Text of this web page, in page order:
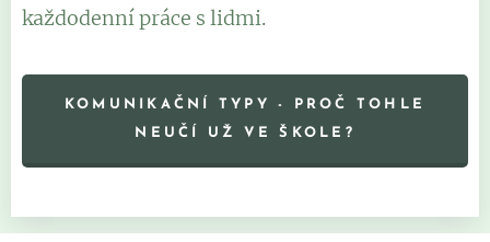
každodenní práce s lidmi.
KOMUNIKAČNÍ TYPY - PROČ TOHLE
NEUČÍ UŽ VE ŠKOLE?